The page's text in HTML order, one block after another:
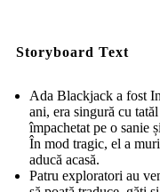
Storyboard Text
Ada Blackjack a fost
ani, era singură cu
împachetat pe o sanie
În mod tragic, el a
aducă acasă.
Patru exploratori au